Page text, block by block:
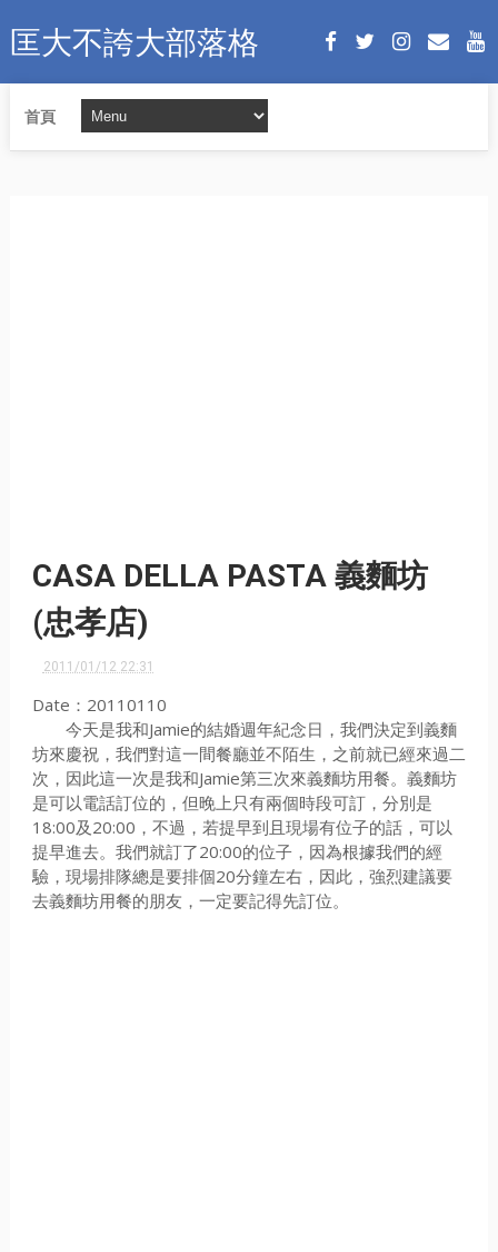
匡大不誇大部落格
首頁
CASA DELLA PASTA 義麵坊
(忠孝店)
2011/01/12 22:31
Date：20110110
今天是我和Jamie的結婚週年紀念日，我們決定到義麵
坊來慶祝，我們對這一間餐廳並不陌生，之前就已經來過二
次，因此這一次是我和Jamie第三次來義麵坊用餐。義麵坊
是可以電話訂位的，但晚上只有兩個時段可訂，分別是
18:00及20:00，不過，若提早到且現場有位子的話，可以
提早進去。我們就訂了20:00的位子，因為根據我們的經
驗，現場排隊總是要排個20分鐘左右，因此，強烈建議要
去義麵坊用餐的朋友，一定要記得先訂位。